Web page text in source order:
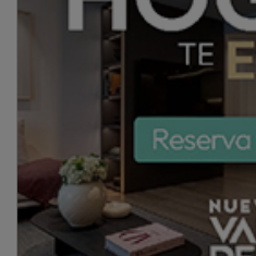
encuentro, que ha servido
principales demandas y
vecinos, ha puesto de
asociativo como motor de
PUBLICIDAD